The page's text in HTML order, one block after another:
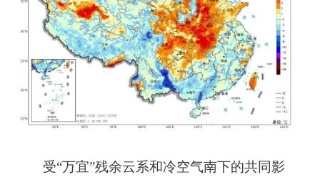
受“万宜”残余云系和冷空气南下的共同影